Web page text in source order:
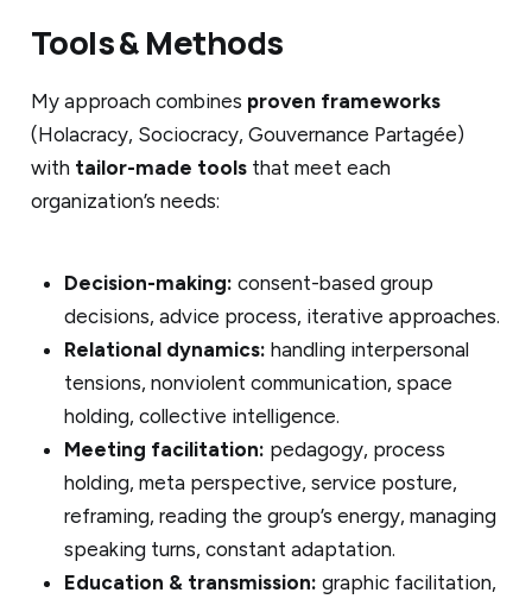
Tools & Methods
My approach combines proven frameworks
(Holacracy, Sociocracy, Gouvernance Partagée)
with tailor-made tools that meet each
organization’s needs:
Decision-making: consent-based group
decisions, advice process, iterative approaches.
Relational dynamics: handling interpersonal
tensions, nonviolent communication, space
holding, collective intelligence.
Meeting facilitation: pedagogy, process
holding, meta perspective, service posture,
reframing, reading the group’s energy, managing
speaking turns, constant adaptation.
Education & transmission: graphic facilitation,